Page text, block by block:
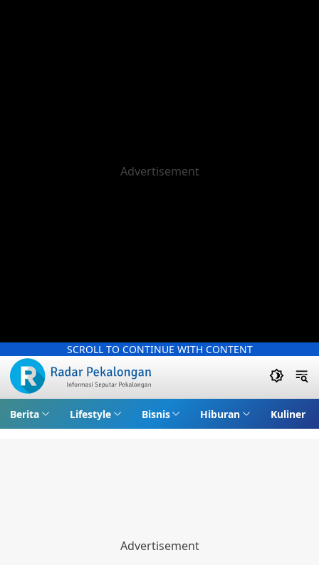
SCROLL TO CONTINUE WITH CONTENT
Berita Lifestyle Bisnis Hiburan Kuliner